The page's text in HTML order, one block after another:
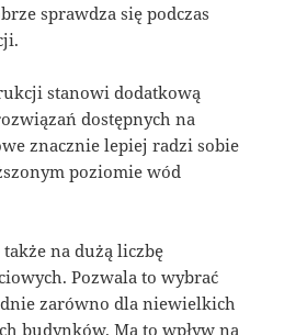
sprawdza się podczas
stanowi dodatkową
dostępnych na
znacznie lepiej radzi sobie
poziomie wód
na dużą liczbę
Pozwala to wybrać
zarówno dla niewielkich
budynków. Ma to wpływ na